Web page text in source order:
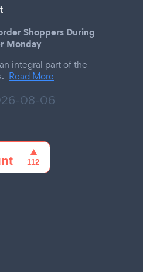
Shoppers During
Monday
integral part of the
Read More
08-06